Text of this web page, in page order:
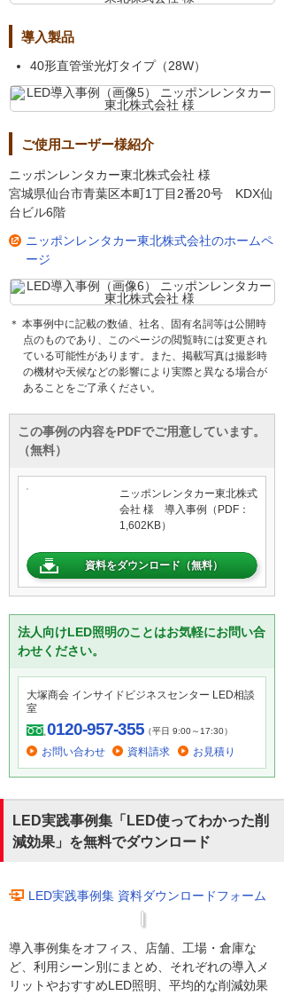
導入製品
40形直管蛍光灯タイプ（28W）
ご使用ユーザー様紹介
ニッポンレンタカー東北株式会社 様
宮城県仙台市青葉区本町1丁目2番20号 KDX仙
台ビル6階
ニッポンレンタカー東北株式会社のホームペ
ージ
＊ 本事例中に記載の数値、社名、固有名詞等は公開時
点のものであり、このページの閲覧時には変更され
ている可能性があります。また、掲載写真は撮影時
の機材や天候などの影響により実際と異なる場合が
あることをご了承ください。
この事例の内容をPDFでご用意しています。
（無料）
ニッポンレンタカー東北株式
会社 様 導入事例（PDF：
1,602KB）
資料をダウンロード（無料）
法人向けLED照明のことはお気軽にお問い合
わせください。
大塚商会 インサイドビジネスセンター LED相談
室
0120-957-355（平日 9:00～17:30）
お問い合わせ 資料請求 お見積り
LED実践事例集「LED使ってわかった削
減効果」を無料でダウンロード
LED実践事例集 資料ダウンロードフォーム
導入事例集をオフィス、店舗、工場・倉庫な
ど、利用シーン別にまとめ、それぞれの導入メ
リットやおすすめLED照明、平均的な削減効果